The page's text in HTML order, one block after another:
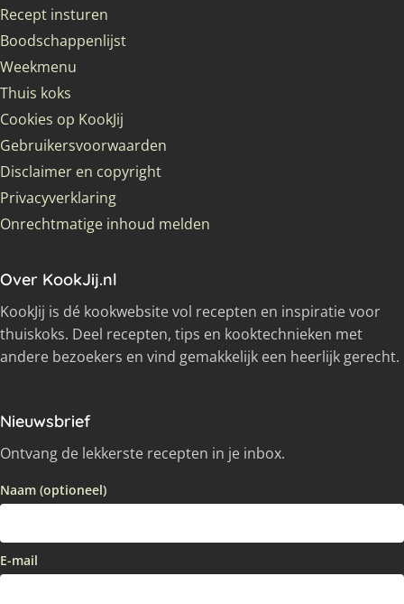
Recept insturen
Boodschappenlijst
Weekmenu
Thuis koks
Cookies op KookJij
Gebruikersvoorwaarden
Disclaimer en copyright
Privacyverklaring
Onrechtmatige inhoud melden
Over KookJij.nl
KookJij is dé kookwebsite vol recepten en inspiratie voor
thuiskoks. Deel recepten, tips en kooktechnieken met
andere bezoekers en vind gemakkelijk een heerlijk gerecht.
Nieuwsbrief
Ontvang de lekkerste recepten in je inbox.
Naam (optioneel)
E-mail